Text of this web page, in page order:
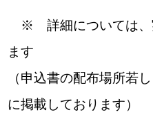
※ 詳細については、
ます
（申込書の配布場所若
に掲載しております）